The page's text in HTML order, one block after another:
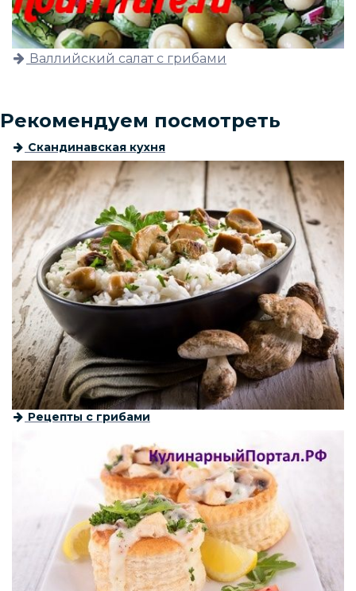
Валлийский салат с грибами
Рекомендуем посмотреть
Скандинавская кухня
Рецепты с грибами